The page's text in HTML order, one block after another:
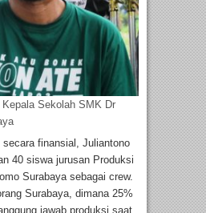
Sekolah SMK Dr
finansial, Juliantono
40 siswa jurusan Produksi
Surabaya sebagai crew.
Surabaya, dimana 25%
jawab produksi saat